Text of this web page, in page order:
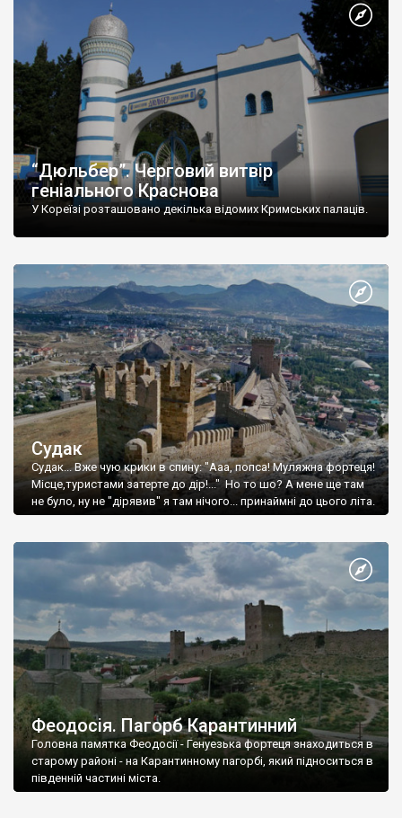
“Дюльбер”. Черговий витвір
геніального Краснова
У Кореїзі розташовано декілька відомих Кримських палаців.
Судак
Судак... Вже чую крики в спину: "Ааа, попса! Муляжна фортеця!
Місце,туристами затерте до дір!..." Но то шо? А мене ще там
не було, ну не "дірявив" я там нічого... принаймні до цього літа.
Феодосія. Пагорб Карантинний
Головна памятка Феодосії - Генуезька фортеця знаходиться в
старому районі - на Карантинному пагорбі, який підноситься в
південній частині міста.